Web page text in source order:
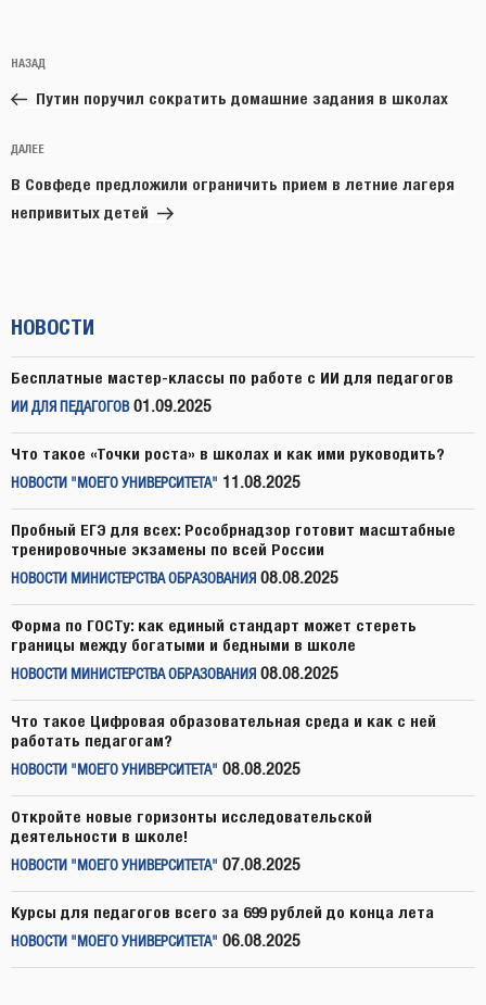
по
записям
Предыдущая
запись:
НАЗАД
Путин поручил сократить домашние задания в школах
Следующая
запись
ДАЛЕЕ
В Совфеде предложили ограничить прием в летние лагеря
непривитых детей
НОВОСТИ
Бесплатные мастер-классы по работе с ИИ для педагогов
ИИ ДЛЯ ПЕДАГОГОВ 01.09.2025
Что такое «Точки роста» в школах и как ими руководить?
НОВОСТИ "МОЕГО УНИВЕРСИТЕТА" 11.08.2025
Пробный ЕГЭ для всех: Рособрнадзор готовит масштабные
тренировочные экзамены по всей России
НОВОСТИ МИНИСТЕРСТВА ОБРАЗОВАНИЯ 08.08.2025
Форма по ГОСТу: как единый стандарт может стереть
границы между богатыми и бедными в школе
НОВОСТИ МИНИСТЕРСТВА ОБРАЗОВАНИЯ 08.08.2025
Что такое Цифровая образовательная среда и как с ней
работать педагогам?
НОВОСТИ "МОЕГО УНИВЕРСИТЕТА" 08.08.2025
Откройте новые горизонты исследовательской
деятельности в школе!
НОВОСТИ "МОЕГО УНИВЕРСИТЕТА" 07.08.2025
Курсы для педагогов всего за 699 рублей до конца лета
НОВОСТИ "МОЕГО УНИВЕРСИТЕТА" 06.08.2025